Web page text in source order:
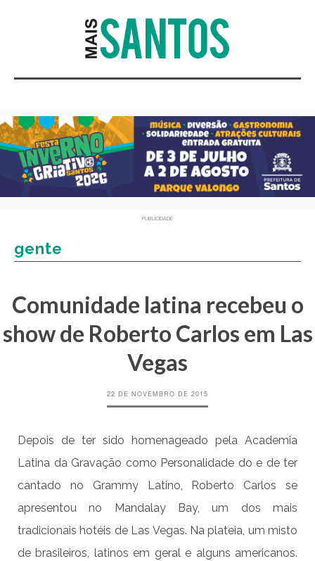
PUBLICIDADE
gente
Comunidade latina recebeu o
show de Roberto Carlos em Las
Vegas
22 DE NOVEMBRO DE 2015
Depois de ter sido homenageado pela Academia
Latina da Gravação como Personalidade do e de ter
cantado no Grammy Latino, Roberto Carlos se
apresentou no Mandalay Bay, um dos mais
tradicionais hotéis de Las Vegas. Na plateia, um misto
de brasileiros, latinos em geral e alguns americanos.